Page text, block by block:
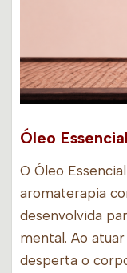
Óleo
O Óleo
aromaterapia
desenvolvida
mental. Ao
desperta o